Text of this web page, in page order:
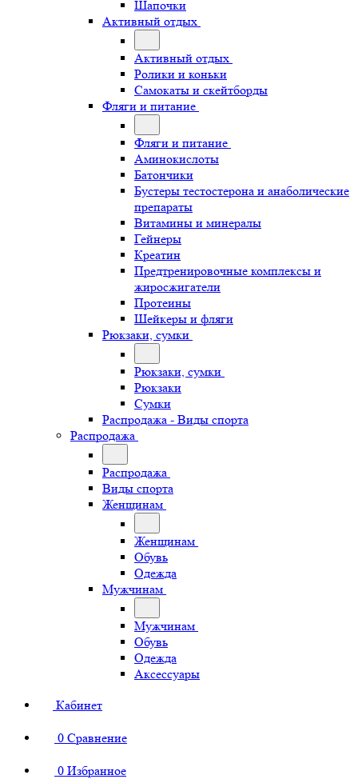
Шапочки
Активный отдых
Активный отдых
Ролики и коньки
Самокаты и скейтборды
Фляги и питание
Фляги и питание
Аминокислоты
Батончики
Бустеры тестостерона и анаболические
препараты
Витамины и минералы
Гейнеры
Креатин
Предтренировочные комплексы и
жиросжигатели
Протеины
Шейкеры и фляги
Рюкзаки, сумки
Рюкзаки, сумки
Рюкзаки
Сумки
Распродажа - Виды спорта
Распродажа
Распродажа
Виды спорта
Женщинам
Женщинам
Обувь
Одежда
Мужчинам
Мужчинам
Обувь
Одежда
Аксессуары
Кабинет
0 Сравнение
0 Избранное